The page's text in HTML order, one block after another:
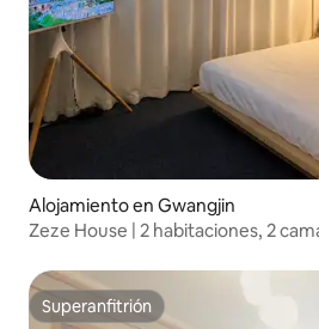
Alojamiento en Gwangjin
Zeze House | 2 habitaciones, 2 camas | Cerca de la
Hasta 5 personas |
Superanfitrión
Superanfitrión